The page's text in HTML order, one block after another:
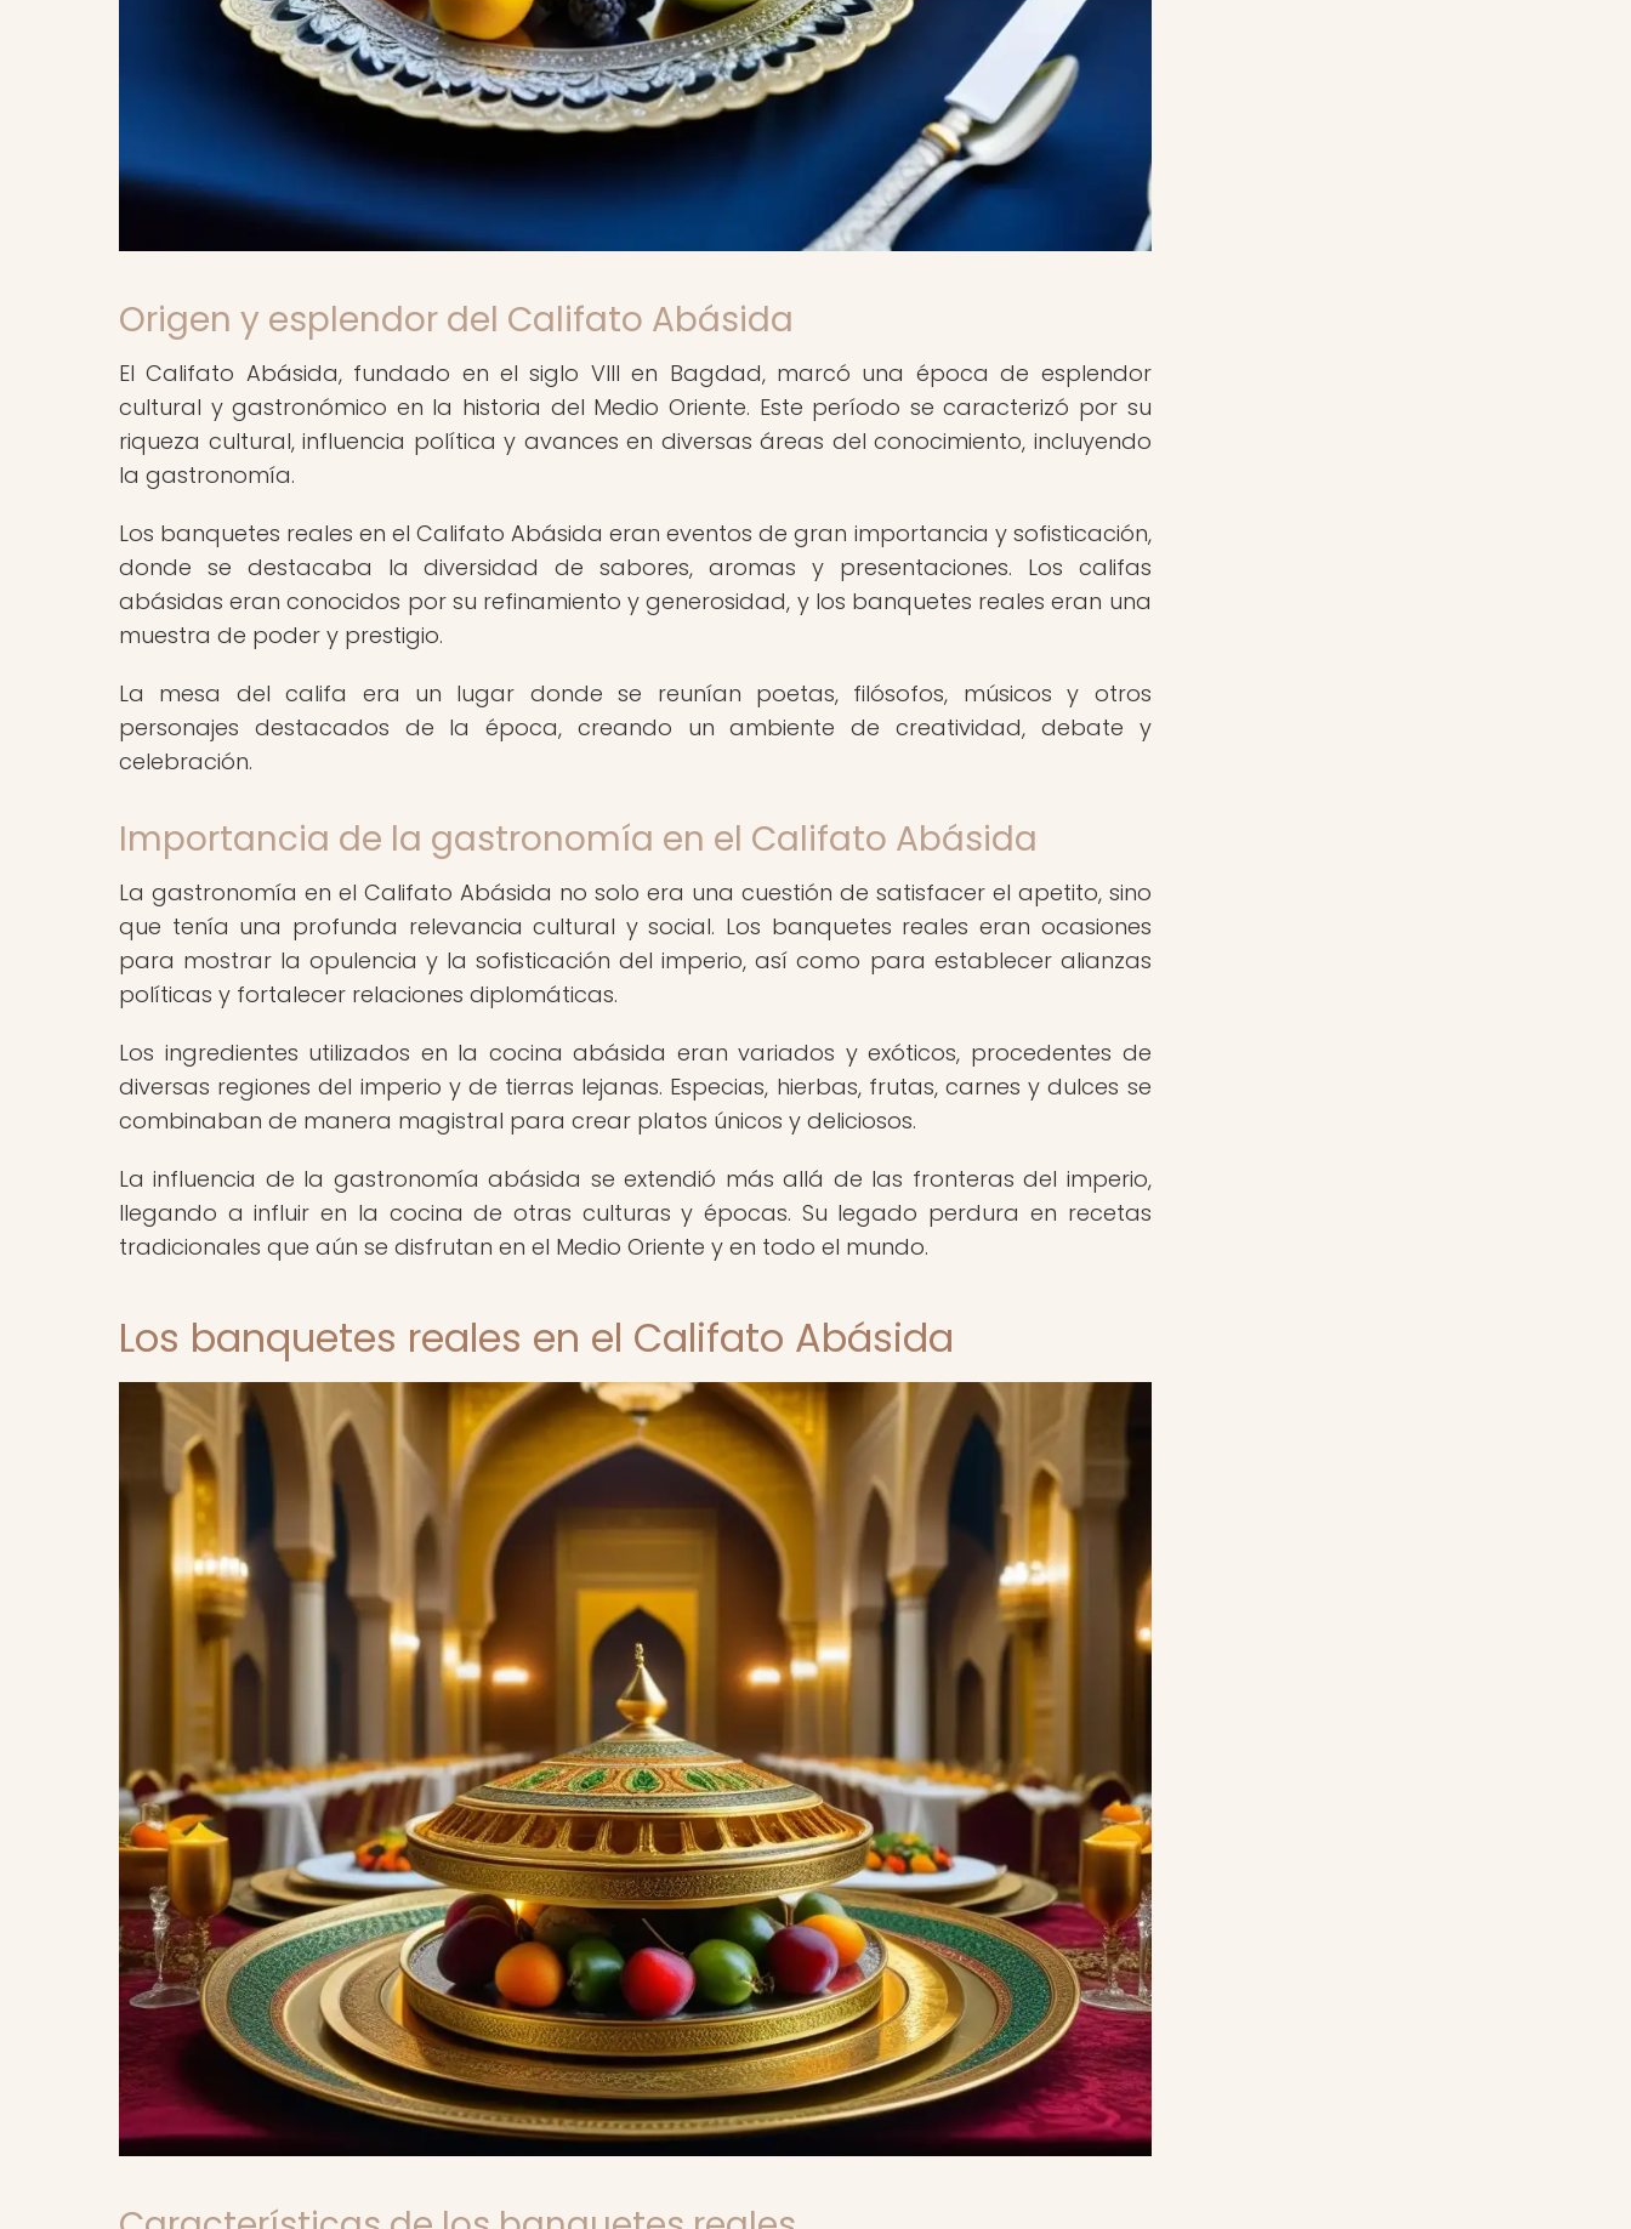
Origen y esplendor del Califato Abásida
El Califato Abásida, fundado en el siglo VIII en Bagdad, marcó una época de esplendor
cultural y gastronómico en la historia del Medio Oriente. Este período se caracterizó por su
riqueza cultural, influencia política y avances en diversas áreas del conocimiento, incluyendo
la gastronomía.
Los banquetes reales en el Califato Abásida eran eventos de gran importancia y sofisticación,
donde se destacaba la diversidad de sabores, aromas y presentaciones. Los califas
abásidas eran conocidos por su refinamiento y generosidad, y los banquetes reales eran una
muestra de poder y prestigio.
La mesa del califa era un lugar donde se reunían poetas, filósofos, músicos y otros
personajes destacados de la época, creando un ambiente de creatividad, debate y
celebración.
Importancia de la gastronomía en el Califato Abásida
La gastronomía en el Califato Abásida no solo era una cuestión de satisfacer el apetito, sino
que tenía una profunda relevancia cultural y social. Los banquetes reales eran ocasiones
para mostrar la opulencia y la sofisticación del imperio, así como para establecer alianzas
políticas y fortalecer relaciones diplomáticas.
Los ingredientes utilizados en la cocina abásida eran variados y exóticos, procedentes de
diversas regiones del imperio y de tierras lejanas. Especias, hierbas, frutas, carnes y dulces se
combinaban de manera magistral para crear platos únicos y deliciosos.
La influencia de la gastronomía abásida se extendió más allá de las fronteras del imperio,
llegando a influir en la cocina de otras culturas y épocas. Su legado perdura en recetas
tradicionales que aún se disfrutan en el Medio Oriente y en todo el mundo.
Los banquetes reales en el Califato Abásida